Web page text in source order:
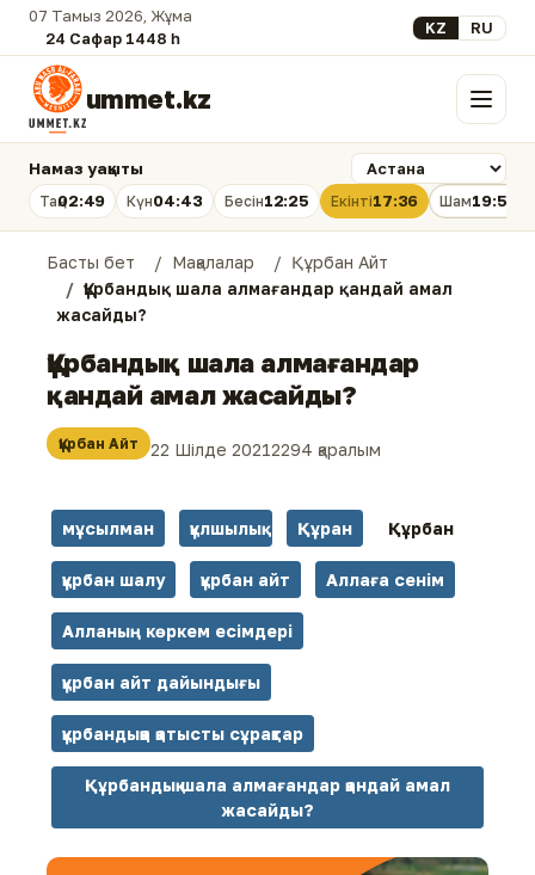
07 Тамыз 2026, Жұма
24 Сафар 1448 һ.
Select your
KZ RU
ummet.kz Мәзір
Намаз уақыты
Таң02:49 Күн04:43 Бесін12:25 Екінті17:36 Шам19:56
Басты бет Мақалалар
Құрбан Айт
Құрбандық шала алмағандар қандай амал
жасайды?
Құрбандық шала алмағандар
қандай амал жасайды?
Құрбан Айт 22 Шілде 20212294 қаралым
мұсылман құлшылық Құран Құрбан
құрбан шалу құрбан айт Аллаға сенім
Алланың көркем есімдері
құрбан айт дайындығы
құрбандыққа қатысты сұрақтар
Құрбандық шала алмағандар қандай амал
жасайды?